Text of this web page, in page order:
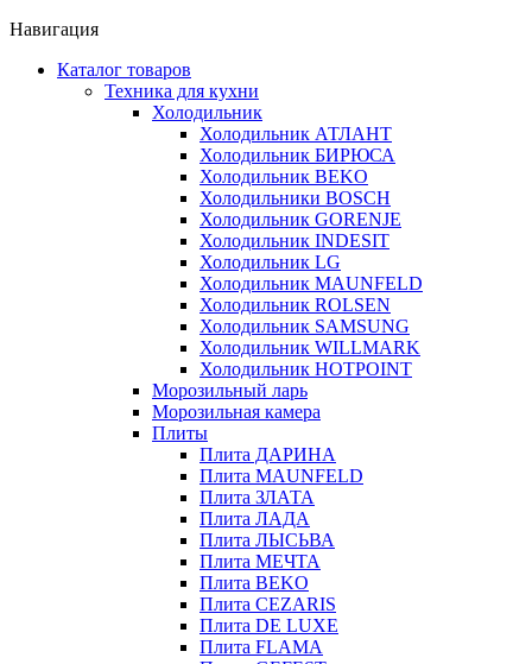
Навигация
Каталог товаров
Техника для кухни
Холодильник
Холодильник АТЛАНТ
Холодильник БИРЮСА
Холодильник BEKO
Холодильники BOSCH
Холодильник GORENJE
Холодильник INDESIT
Холодильник LG
Холодильник MAUNFELD
Холодильник ROLSEN
Холодильник SAMSUNG
Холодильник WILLMARK
Холодильник HOTPOINT
Морозильный ларь
Морозильная камера
Плиты
Плита ДАРИНА
Плита MAUNFELD
Плита ЗЛАТА
Плита ЛАДА
Плита ЛЫСЬВА
Плита МЕЧТА
Плита BEKO
Плита CEZARIS
Плита DE LUXE
Плита FLAMA